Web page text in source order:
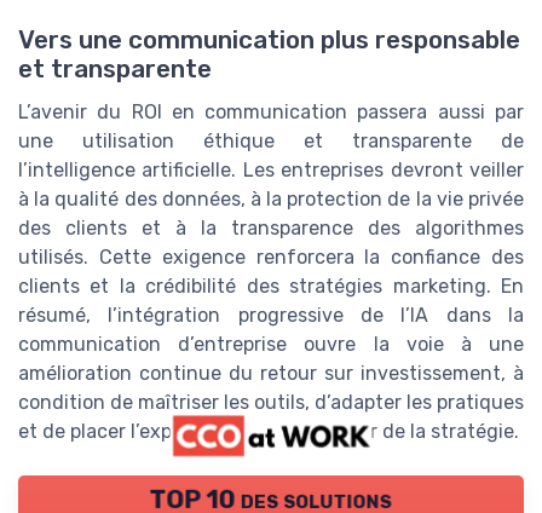
Vers une communication plus responsable
et transparente
L’avenir du ROI en communication passera aussi par
une utilisation éthique et transparente de
l’intelligence artificielle. Les entreprises devront veiller
à la qualité des données, à la protection de la vie privée
des clients et à la transparence des algorithmes
utilisés. Cette exigence renforcera la confiance des
clients et la crédibilité des stratégies marketing. En
résumé, l’intégration progressive de l’IA dans la
communication d’entreprise ouvre la voie à une
amélioration continue du retour sur investissement, à
condition de maîtriser les outils, d’adapter les pratiques
et de placer l’expérience client au cœur de la stratégie.
TOP 10 des solutions